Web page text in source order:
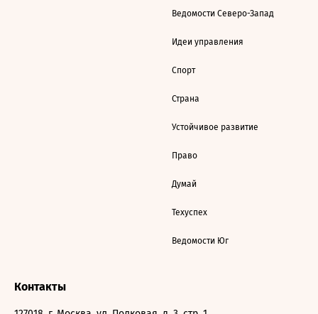
Ведомости Северо-Запад
Идеи управления
Спорт
Страна
Устойчивое развитие
Право
Думай
Техуспех
Ведомости Юг
Контакты